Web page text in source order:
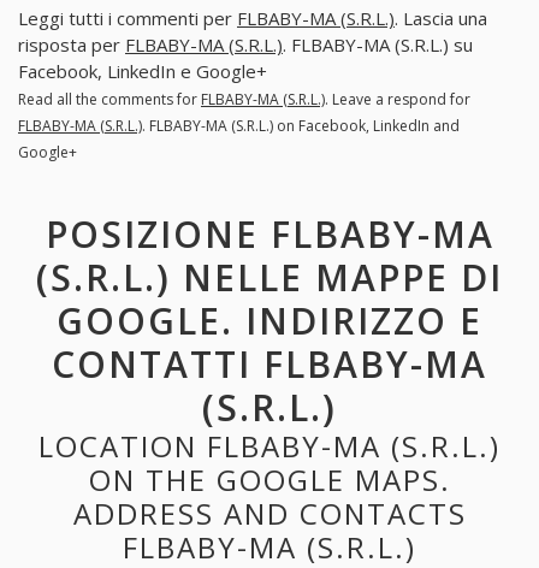
Leggi tutti i commenti per FLBABY-MA (S.R.L.). Lascia una
risposta per FLBABY-MA (S.R.L.). FLBABY-MA (S.R.L.) su
Facebook, LinkedIn e Google+
Read all the comments for FLBABY-MA (S.R.L.). Leave a respond for
FLBABY-MA (S.R.L.). FLBABY-MA (S.R.L.) on Facebook, LinkedIn and
Google+
POSIZIONE FLBABY-MA
(S.R.L.) NELLE MAPPE DI
GOOGLE. INDIRIZZO E
CONTATTI FLBABY-MA
(S.R.L.)
LOCATION FLBABY-MA (S.R.L.)
ON THE GOOGLE MAPS.
ADDRESS AND CONTACTS
FLBABY-MA (S.R.L.)